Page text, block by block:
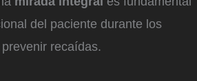
del paciente durante los
recaídas.